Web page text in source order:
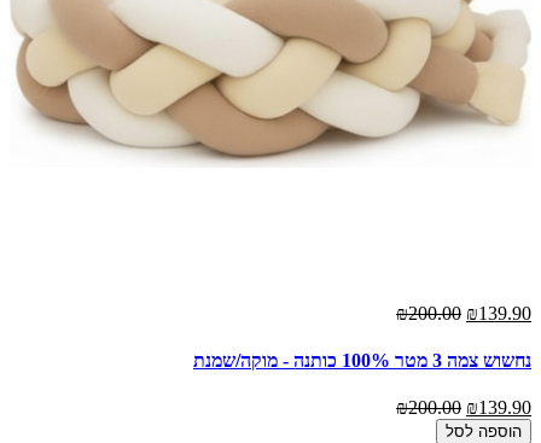
₪139.90
₪200.00
נחשוש צמה 3 מטר 100% כותנה - מוקה/שמנת
₪139.90
₪200.00
הוספה לסל